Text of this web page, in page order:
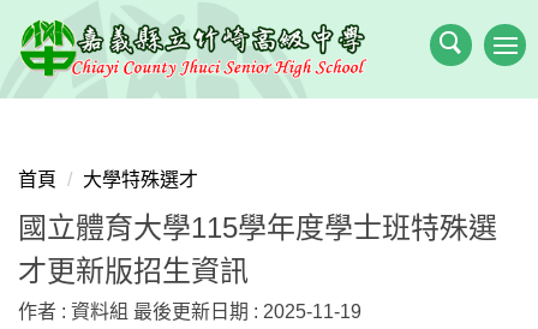
到
主
要
區
首頁 大學特殊選才
國立體育大學115學年度學士班特殊選
才更新版招生資訊
作者 : 資料組 最後更新日期 : 2025-11-19